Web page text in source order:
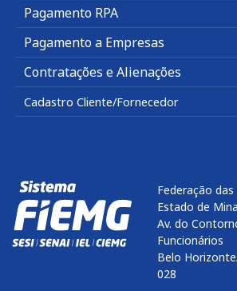
Pagamento RPA
Pagamento a Empresas
Contratações e Alienações
Cadastro Cliente/Fornecedor
Federação
Estado de
Av. do
Funcionários
Belo
028